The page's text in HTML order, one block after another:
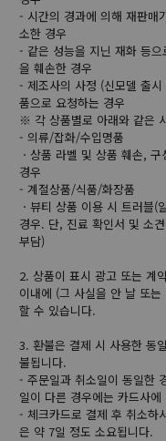
- 시간의 경과에 의해 재판매
소한 경우
- 같은 성능을 지닌 재화 등
을 훼손한 경우
- 제조사의 사정 (신모델 출
품으로 요청하는 경우
※ 각 상품별로 아래와 같은
- 의류/잡화/수입명품
ㆍ상품 라벨 및 상품 훼손,
경우
- 계절상품/식품/화장품
ㆍ뷰티 상품 이용 시 트러블
경우. 단, 진료 확인서 및 소
부담)
2. 상품이 표시 광고 또는 계
이내에 (그 사실을 안 날 또
할 수 있습니다.
3. 환불은 결제 시 사용한 동
불됩니다.
- 주문일과 취소일이 동일한
일이 다른 경우에는 카드사
- 체크카드로 결제 후 취소하
은 약 7일 정도 소요됩니다.